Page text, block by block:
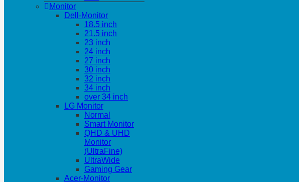
Monitor
Dell-Monitor
18.5 inch
21.5 inch
23 inch
24 inch
27 inch
30 inch
32 inch
34 inch
over 34 inch
LG Monitor
Normal
Smart Monitor
QHD & UHD
Monitor
(UltraFine)
UltraWide
Gaming Gear
Acer-Monitor